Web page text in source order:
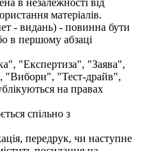
матеріалів.
- видань) - повинна бути
в першому абзаці
"Експертиза", "Заява",
"Вибори", "Тест-драйв",
на правах
спільно з
передрук, чи наступне